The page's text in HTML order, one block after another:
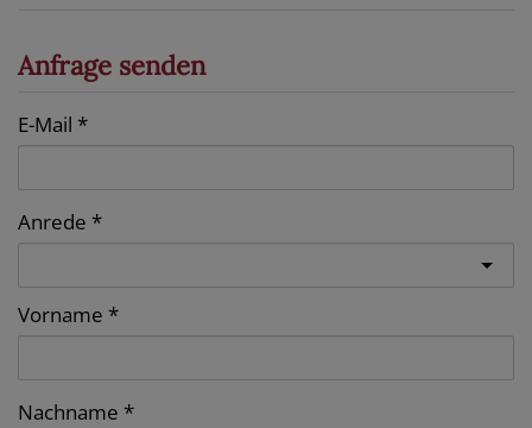
Anfrage senden
E-Mail
Anrede
Vorname
Nachname